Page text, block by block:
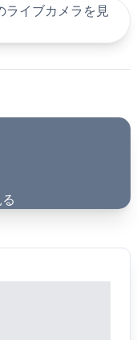
ライブカメラを見